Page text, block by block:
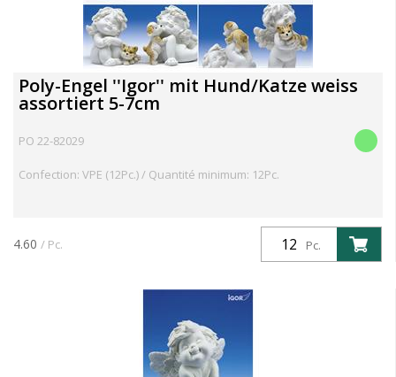
Poly-Engel ''Igor'' mit Hund/Katze weiss
assortiert 5-7cm
PO 22-82029
Confection: VPE (12Pc.) / Quantité minimum: 12Pc.
Pc.
4.60 / Pc.